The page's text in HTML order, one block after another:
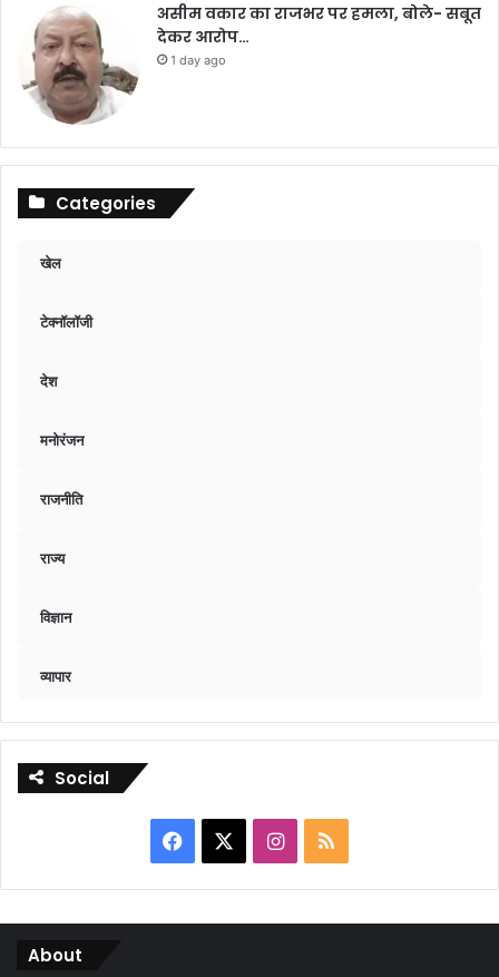
असीम वकार का राजभर पर हमला, बोले- सबूत
देकर आरोप…
1 day ago
Categories
खेल
टेक्नॉलॉजी
देश
मनोरंजन
राजनीति
राज्य
विज्ञान
व्यापार
Social
Facebook Instagram
RSS
About